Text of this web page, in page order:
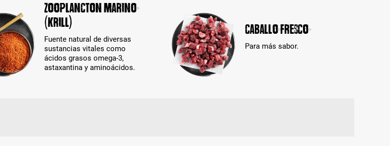
Zooplancton marino
(krill)
Fuente natural de diversas
sustancias vitales como
ácidos grasos omega-3,
astaxantina y aminoácidos.
Caballo fresco
Para más sabor.